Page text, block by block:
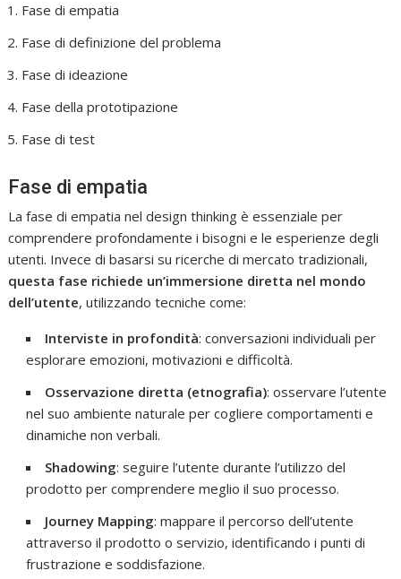
Fase di empatia
Fase di definizione del problema
Fase di ideazione
Fase della prototipazione
Fase di test
Fase di empatia
La fase di empatia nel design thinking è essenziale per
comprendere profondamente i bisogni e le esperienze degli
utenti. Invece di basarsi su ricerche di mercato tradizionali,
questa fase richiede un’immersione diretta nel mondo
dell’utente, utilizzando tecniche come:
Interviste in profondità: conversazioni individuali per
esplorare emozioni, motivazioni e difficoltà.
Osservazione diretta (etnografia): osservare l’utente
nel suo ambiente naturale per cogliere comportamenti e
dinamiche non verbali.
Shadowing: seguire l’utente durante l’utilizzo del
prodotto per comprendere meglio il suo processo.
Journey Mapping: mappare il percorso dell’utente
attraverso il prodotto o servizio, identificando i punti di
frustrazione e soddisfazione.